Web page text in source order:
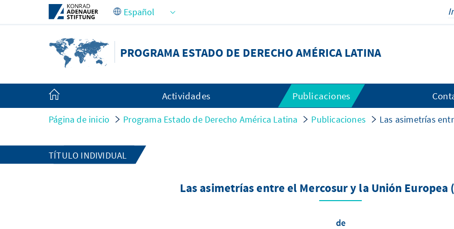
Saltar al contenido principal
PROGRAMA ESTADO DE DERECHO AMÉRICA LATINA
Actividades Publicaciones
Página de inicio Programa Estado de Derecho América Latina Publicaciones Las asimetrías
TÍTULO INDIVIDUAL
Las asimetrías entre el Mercosur y la Unión Europea
de